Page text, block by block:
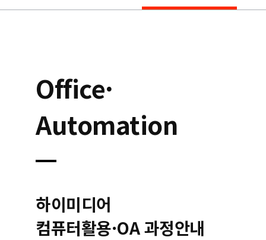
Office·
Automation
하이미디어
컴퓨터활용·OA 과정안내